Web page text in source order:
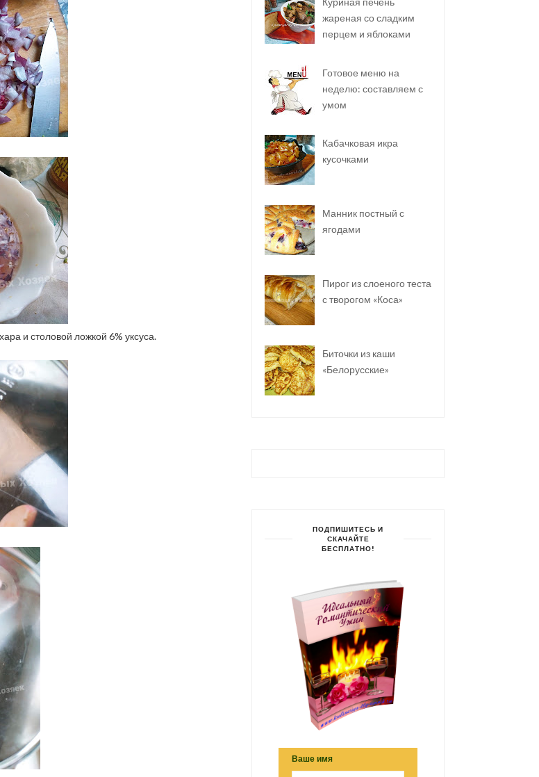
и столовой ложкой 6% уксуса.
жареная со сладким
перцем и яблоками
Готовое меню на
неделю: составляем с
умом
Кабачковая икра
кусочками
Манник постный с
ягодами
Пирог из слоеного теста
с творогом «Коса»
Биточки из каши
«Белорусские»
ПОДПИШИТЕСЬ И
СКАЧАЙТЕ
БЕСПЛАТНО!
Ваше имя